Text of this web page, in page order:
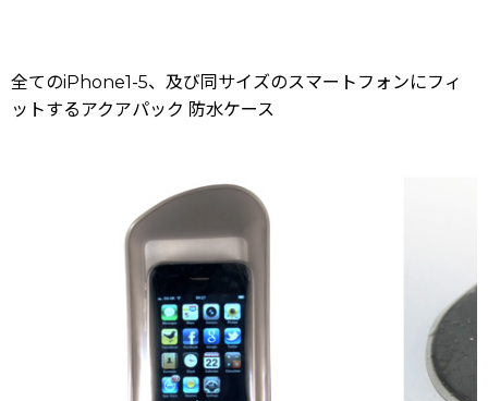
全てのiPhone1-5、及び同サイズのスマートフォンにフィ
ットするアクアパック 防水ケース